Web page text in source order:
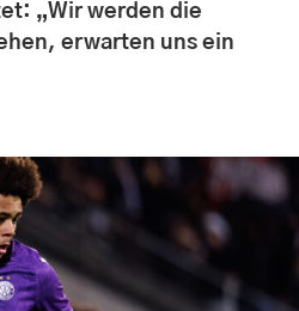
„Wir werden die
erwarten uns ein